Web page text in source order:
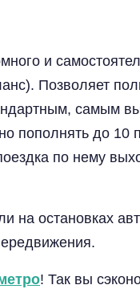
и
Позволяет
самым
пополнять до 10
по нему
на остановках
! Так вы